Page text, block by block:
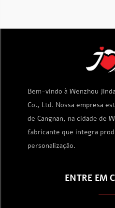
Bem-vindo à Wenzhou
Co., Ltd. Nossa empresa
de Cangnan, na cidade de
fabricante que integra
personalização.
ENTRE EM